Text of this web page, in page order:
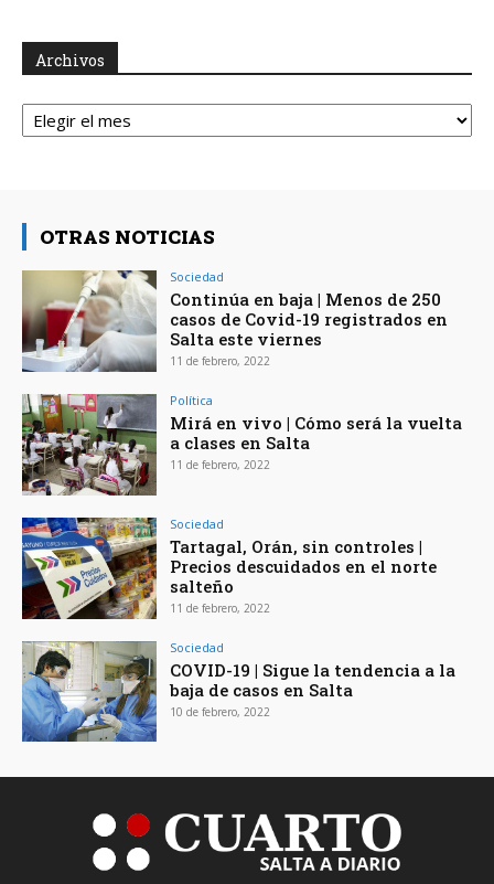
Archivos
Archivos
OTRAS NOTICIAS
Sociedad
Continúa en baja | Menos de 250
casos de Covid-19 registrados en
Salta este viernes
11 de febrero, 2022
Política
Mirá en vivo | Cómo será la vuelta
a clases en Salta
11 de febrero, 2022
Sociedad
Tartagal, Orán, sin controles |
Precios descuidados en el norte
salteño
11 de febrero, 2022
Sociedad
COVID-19 | Sigue la tendencia a la
baja de casos en Salta
10 de febrero, 2022